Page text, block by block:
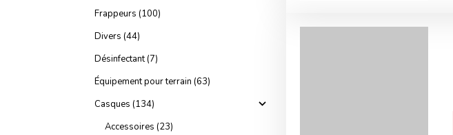
Frappeurs (100)
Divers (44)
Désinfectant (7)
Équipement pour terrain (63)
Casques (134)
Accessoires (23)